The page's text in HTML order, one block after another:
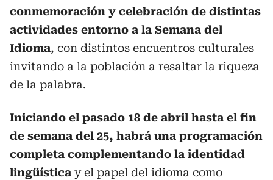
conmemoración y celebración de distintas
actividades entorno a la Semana del
Idioma, con distintos encuentros culturales
invitando a la población a resaltar la riqueza
de la palabra.
Iniciando el pasado 18 de abril hasta el fin
de semana del 25, habrá una programación
completa complementando la identidad
lingüística y el papel del idioma como